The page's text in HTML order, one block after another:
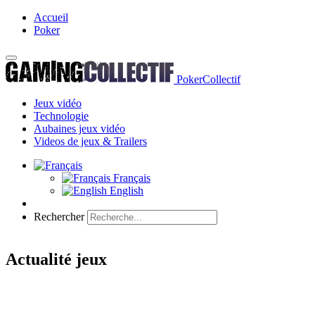
Accueil
Poker
PokerCollectif
Jeux vidéo
Technologie
Aubaines jeux vidéo
Videos de jeux & Trailers
Français
English
Rechercher
Actualité jeux